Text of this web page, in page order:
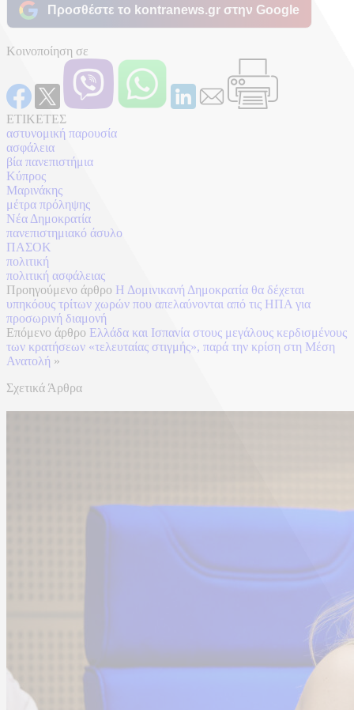
Προσθέστε το kontranews.gr στην Google
Κοινοποίηση σε
ΕΤΙΚΕΤΕΣ
αστυνομική παρουσία
ασφάλεια
βία πανεπιστήμια
Κύπρος
Μαρινάκης
μέτρα πρόληψης
Νέα Δημοκρατία
πανεπιστημιακό άσυλο
ΠΑΣΟΚ
πολιτική
πολιτική ασφάλειας
Προηγούμενο άρθρο Η Δομινικανή Δημοκρατία θα δέχεται
υπηκόους τρίτων χωρών που απελαύνονται από τις ΗΠΑ για
προσωρινή διαμονή
Επόμενο άρθρο Ελλάδα και Ισπανία στους μεγάλους κερδισμένους
των κρατήσεων «τελευταίας στιγμής», παρά την κρίση στη Μέση
Ανατολή »
Σχετικά Άρθρα